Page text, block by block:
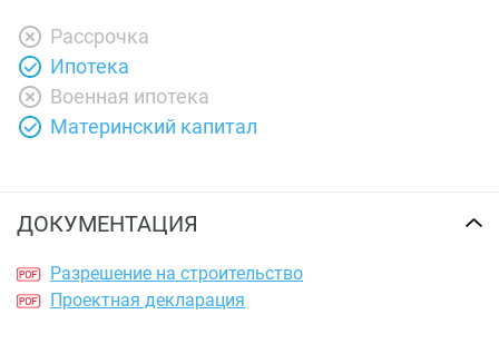
Рассрочка
Ипотека
Военная ипотека
Материнский капитал
ДОКУМЕНТАЦИЯ
Разрешение на строительство
Проектная декларация